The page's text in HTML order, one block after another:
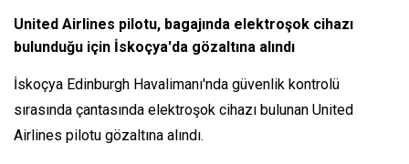
United Airlines pilotu, bagajında elektroşok cihazı
bulunduğu için İskoçya'da gözaltına alındı
İskoçya Edinburgh Havalimanı'nda güvenlik kontrolü
sırasında çantasında elektroşok cihazı bulunan United
Airlines pilotu gözaltına alındı.